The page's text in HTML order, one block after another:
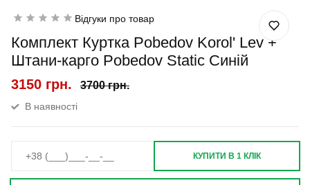
Відгуки про товар
Комплект Куртка Pobedov Korol' Lev +
Штани-карго Pobedov Static Синій
3150 грн. 3700 грн.
В наявності
КУПИТИ В 1 КЛІК